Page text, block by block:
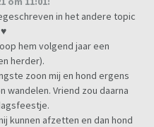
in het andere topic
hem volgend jaar een
herder).
zoon mij en hond ergens
wandelen. Vriend zou daarna
kunnen afzetten en dan hond